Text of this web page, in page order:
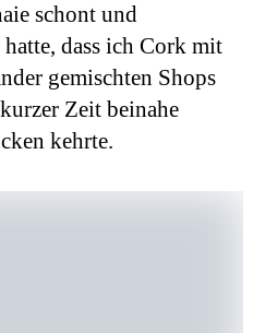
schont und
dass ich Cork mit
gemischten Shops
Zeit beinahe
kehrte.